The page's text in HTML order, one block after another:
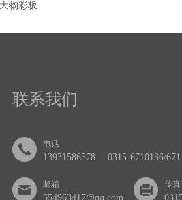
物彩板
联系我们
电话
13931586578 0315-6710136/
邮箱
554963417@qq.com
传真